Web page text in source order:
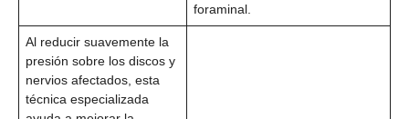
foraminal.
Al reducir suavemente la
presión sobre los discos y
nervios afectados, esta
técnica especializada